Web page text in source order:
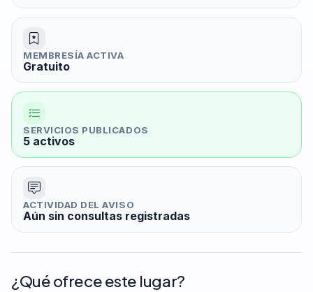
MEMBRESÍA ACTIVA
Gratuito
SERVICIOS PUBLICADOS
5 activos
ACTIVIDAD DEL AVISO
Aún sin consultas registradas
¿Qué ofrece este lugar?